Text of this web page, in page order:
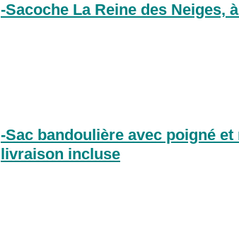
-Sacoche La Reine des Neiges,
-Sac bandoulière avec poigné
livraison incluse